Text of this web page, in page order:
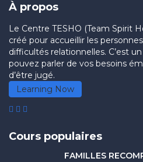
À propos
Le Centre TESHO (Team Spirit
créé pour accueillir les
difficultés relationnelles. C’est
pouvez parler de vos besoins
d’être jugé.
Learning Now
Cours populaires
FAMILLES